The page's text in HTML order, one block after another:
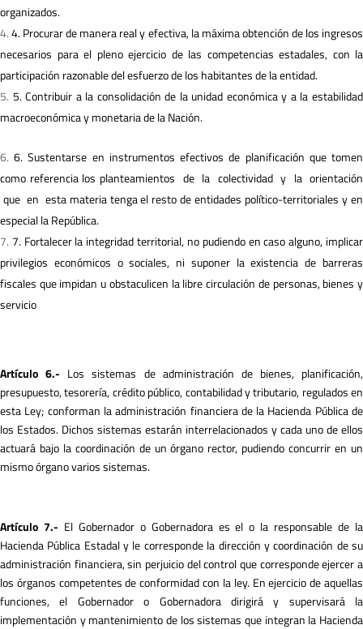
organizados.
4. Procurar de manera real y efectiva, la máxima obtención de los ingresos
necesarios para el pleno ejercicio de las competencias estadales, con la
participación razonable del esfuerzo de los habitantes de la entidad.
5. Contribuir a la consolidación de la unidad económica y a la estabilidad
macroeconómica y monetaria de la Nación.
6. Sustentarse en instrumentos efectivos de planificación que tomen
como referencia los planteamientos de la colectividad y la orientación
que en esta materia tenga el resto de entidades político-territoriales y en
especial la República.
7. Fortalecer la integridad territorial, no pudiendo en caso alguno, implicar
privilegios económicos o sociales, ni suponer la existencia de barreras
fiscales que impidan u obstaculicen la libre circulación de personas, bienes y
servicio
Artículo 6.- Los sistemas de administración de bienes, planificación,
presupuesto, tesorería, crédito público, contabilidad y tributario, regulados en
esta Ley; conforman la administración financiera de la Hacienda Pública de
los Estados. Dichos sistemas estarán interrelacionados y cada uno de ellos
actuará bajo la coordinación de un órgano rector, pudiendo concurrir en un
mismo órgano varios sistemas.
Artículo 7.- El Gobernador o Gobernadora es el o la responsable de la
Hacienda Pública Estadal y le corresponde la dirección y coordinación de su
administración financiera, sin perjuicio del control que corresponde ejercer a
los órganos competentes de conformidad con la ley. En ejercicio de aquellas
funciones, el Gobernador o Gobernadora dirigirá y supervisará la
implementación y mantenimiento de los sistemas que integran la Hacienda